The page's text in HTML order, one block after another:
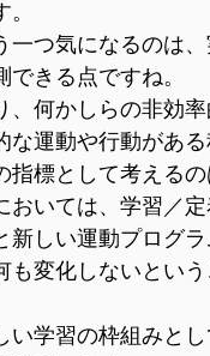
一つ気になるのは
できる点ですね。
、何かしらの非効
な運動や行動があ
指標として考える
おいては、学習／
新しい運動プログ
も変化しないとい
い学習の枠組みと